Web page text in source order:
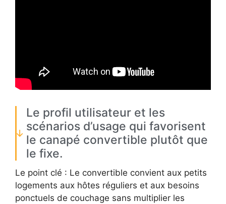
Le profil utilisateur et les
scénarios d’usage qui favorisent
le canapé convertible plutôt que
le fixe.
Le point clé : Le convertible convient aux petits
logements aux hôtes réguliers et aux besoins
ponctuels de couchage sans multiplier les